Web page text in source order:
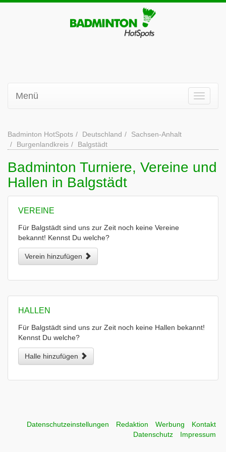
Menü
Badminton HotSpots Deutschland
Sachsen-Anhalt
Burgenlandkreis
Balgstädt
Badminton Turniere, Vereine und
Hallen in Balgstädt
VEREINE
Für Balgstädt sind uns zur Zeit noch keine Vereine
bekannt! Kennst Du welche?
Verein hinzufügen
HALLEN
Für Balgstädt sind uns zur Zeit noch keine Hallen bekannt!
Kennst Du welche?
Halle hinzufügen
Datenschutzeinstellungen Redaktion Werbung
Kontakt
Datenschutz
Impressum